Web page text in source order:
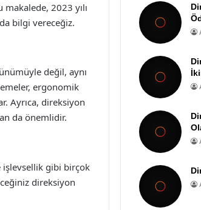
2023 yılı
bilgi vereceğiz.
değil, aynı
ergonomik
Ayrıca, direksiyon
da önemlidir.
işlevsellik gibi birçok
direksiyon